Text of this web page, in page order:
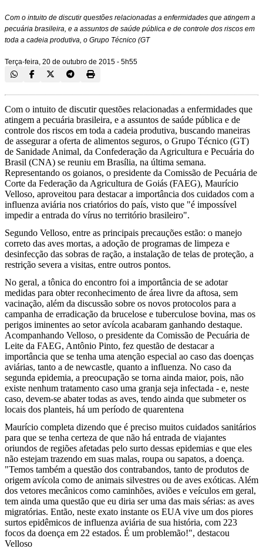
Com o intuito de discutir questões relacionadas a enfermidades que atingem a
pecuária brasileira, e a assuntos de saúde pública e de controle dos riscos em
toda a cadeia produtiva, o Grupo Técnico (GT
Terça-feira, 20 de outubro de 2015 - 5h55
Com o intuito de discutir questões relacionadas a enfermidades que
atingem a pecuária brasileira, e a assuntos de saúde pública e de
controle dos riscos em toda a cadeia produtiva, buscando maneiras
de assegurar a oferta de alimentos seguros, o Grupo Técnico (GT)
de Sanidade Animal, da Confederação da Agricultura e Pecuária do
Brasil (CNA) se reuniu em Brasília, na última semana.
Representando os goianos, o presidente da Comissão de Pecuária de
Corte da Federação da Agricultura de Goiás (FAEG), Maurício
Velloso, aproveitou para destacar a importância dos cuidados com a
influenza aviária nos criatórios do país, visto que "é impossível
impedir a entrada do vírus no território brasileiro".
Segundo Velloso, entre as principais precauções estão: o manejo
correto das aves mortas, a adoção de programas de limpeza e
desinfecção das sobras de ração, a instalação de telas de proteção, a
restrição severa a visitas, entre outros pontos.
No geral, a tônica do encontro foi a importância de se adotar
medidas para obter reconhecimento de área livre da aftosa, sem
vacinação, além da discussão sobre os novos protocolos para a
campanha de erradicação da brucelose e tuberculose bovina, mas os
perigos iminentes ao setor avícola acabaram ganhando destaque.
Acompanhando Velloso, o presidente da Comissão de Pecuária de
Leite da FAEG, Antônio Pinto, fez questão de destacar a
importância que se tenha uma atenção especial ao caso das doenças
aviárias, tanto a de newcastle, quanto a influenza. No caso da
segunda epidemia, a preocupação se torna ainda maior, pois, não
existe nenhum tratamento caso uma granja seja infectada - e, neste
caso, devem-se abater todas as aves, tendo ainda que submeter os
locais dos planteis, há um período de quarentena
Maurício completa dizendo que é preciso muitos cuidados sanitários
para que se tenha certeza de que não há entrada de viajantes
oriundos de regiões afetadas pelo surto dessas epidemias e que eles
não estejam trazendo em suas malas, roupa ou sapatos, a doença.
"Temos também a questão dos contrabandos, tanto de produtos de
origem avícola como de animais silvestres ou de aves exóticas. Além
dos vetores mecânicos como caminhões, aviões e veículos em geral,
tem ainda uma questão que eu diria ser uma das mais sérias: as aves
migratórias. Então, neste exato instante os EUA vive um dos piores
surtos epidêmicos de influenza aviária de sua história, com 223
focos da doença em 22 estados. É um problemão!", destacou
Velloso